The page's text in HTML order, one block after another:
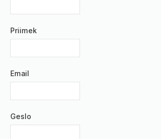
Priimek
Email
Geslo